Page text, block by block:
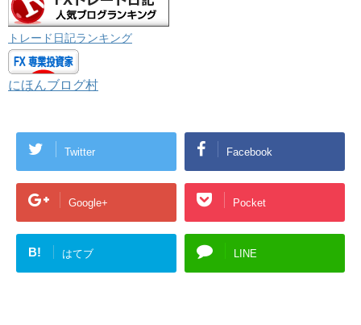
トレード日記ランキング
にほんブログ村
Twitter Facebook
Google+ Pocket
B! はてブ LINE